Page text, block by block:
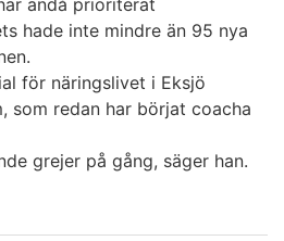
ändå prioriterat
hade inte mindre än 95 nya
för näringslivet i Eksjö
som redan har börjat coacha
grejer på gång, säger han.